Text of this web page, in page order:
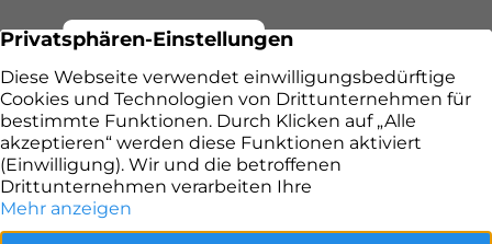
Lang & Ruppert Immobilien – Ihr Immobilienmakler